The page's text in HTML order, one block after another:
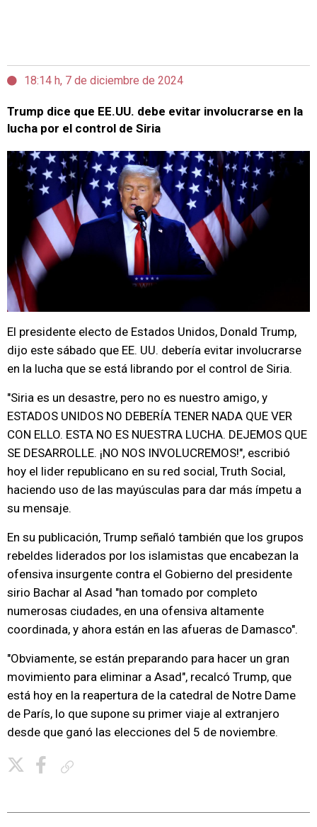
18:14 h, 7 de diciembre de 2024
Trump dice que EE.UU. debe evitar involucrarse en la
lucha por el control de Siria
El presidente electo de Estados Unidos, Donald Trump,
dijo este sábado que EE. UU. debería evitar involucrarse
en la lucha que se está librando por el control de Siria.
"Siria es un desastre, pero no es nuestro amigo, y
ESTADOS UNIDOS NO DEBERÍA TENER NADA QUE VER
CON ELLO. ESTA NO ES NUESTRA LUCHA. DEJEMOS QUE
SE DESARROLLE. ¡NO NOS INVOLUCREMOS!", escribió
hoy el lider republicano en su red social, Truth Social,
haciendo uso de las mayúsculas para dar más ímpetu a
su mensaje.
En su publicación, Trump señaló también que los grupos
rebeldes liderados por los islamistas que encabezan la
ofensiva insurgente contra el Gobierno del presidente
sirio Bachar al Asad "han tomado por completo
numerosas ciudades, en una ofensiva altamente
coordinada, y ahora están en las afueras de Damasco".
"Obviamente, se están preparando para hacer un gran
movimiento para eliminar a Asad", recalcó Trump, que
está hoy en la reapertura de la catedral de Notre Dame
de París, lo que supone su primer viaje al extranjero
desde que ganó las elecciones del 5 de noviembre.